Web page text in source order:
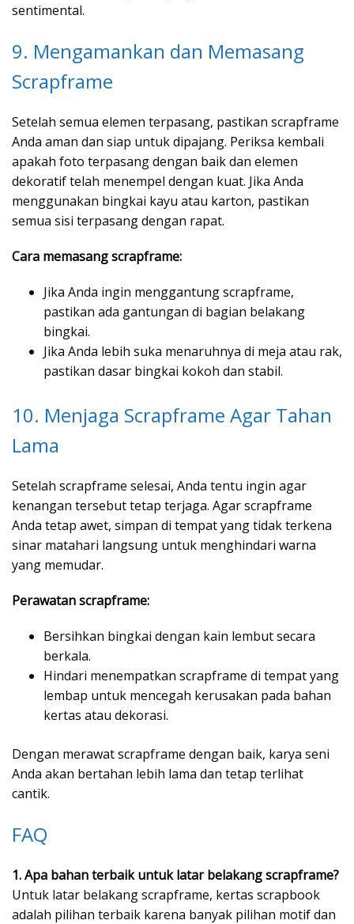
sentimental.
9. Mengamankan dan Memasang
Scrapframe
Setelah semua elemen terpasang, pastikan scrapframe
Anda aman dan siap untuk dipajang. Periksa kembali
apakah foto terpasang dengan baik dan elemen
dekoratif telah menempel dengan kuat. Jika Anda
menggunakan bingkai kayu atau karton, pastikan
semua sisi terpasang dengan rapat.
Cara memasang scrapframe:
Jika Anda ingin menggantung scrapframe,
pastikan ada gantungan di bagian belakang
bingkai.
Jika Anda lebih suka menaruhnya di meja atau rak,
pastikan dasar bingkai kokoh dan stabil.
10. Menjaga Scrapframe Agar Tahan
Lama
Setelah scrapframe selesai, Anda tentu ingin agar
kenangan tersebut tetap terjaga. Agar scrapframe
Anda tetap awet, simpan di tempat yang tidak terkena
sinar matahari langsung untuk menghindari warna
yang memudar.
Perawatan scrapframe:
Bersihkan bingkai dengan kain lembut secara
berkala.
Hindari menempatkan scrapframe di tempat yang
lembap untuk mencegah kerusakan pada bahan
kertas atau dekorasi.
Dengan merawat scrapframe dengan baik, karya seni
Anda akan bertahan lebih lama dan tetap terlihat
cantik.
FAQ
1. Apa bahan terbaik untuk latar belakang scrapframe?
Untuk latar belakang scrapframe, kertas scrapbook
adalah pilihan terbaik karena banyak pilihan motif dan